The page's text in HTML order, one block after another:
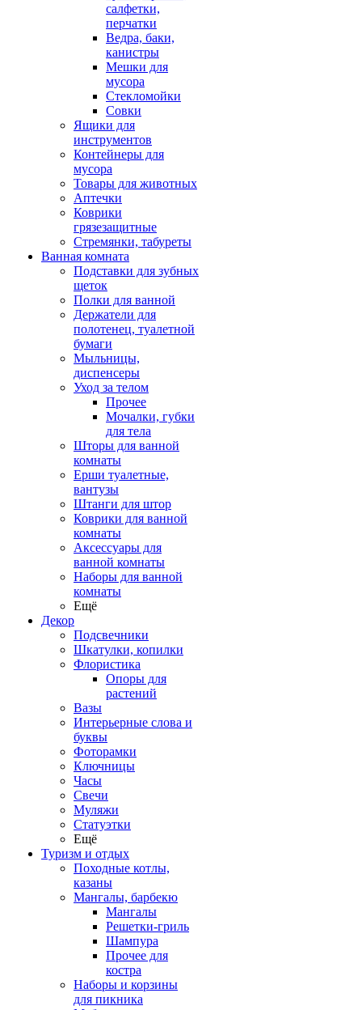
салфетки,
перчатки
Ведра, баки,
канистры
Мешки для
мусора
Стекломойки
Совки
Ящики для
инструментов
Контейнеры для
мусора
Товары для животных
Аптечки
Коврики
грязезащитные
Стремянки, табуреты
Ванная комната
Подставки для зубных
щеток
Полки для ванной
Держатели для
полотенец, туалетной
бумаги
Мыльницы,
диспенсеры
Уход за телом
Прочее
Мочалки, губки
для тела
Шторы для ванной
комнаты
Ерши туалетные,
вантузы
Штанги для штор
Коврики для ванной
комнаты
Аксессуары для
ванной комнаты
Наборы для ванной
комнаты
Ещё
Декор
Подсвечники
Шкатулки, копилки
Флористика
Опоры для
растений
Вазы
Интерьерные слова и
буквы
Фоторамки
Ключницы
Часы
Свечи
Муляжи
Статуэтки
Ещё
Туризм и отдых
Походные котлы,
казаны
Мангалы, барбекю
Мангалы
Решетки-гриль
Шампура
Прочее для
костра
Наборы и корзины
для пикника